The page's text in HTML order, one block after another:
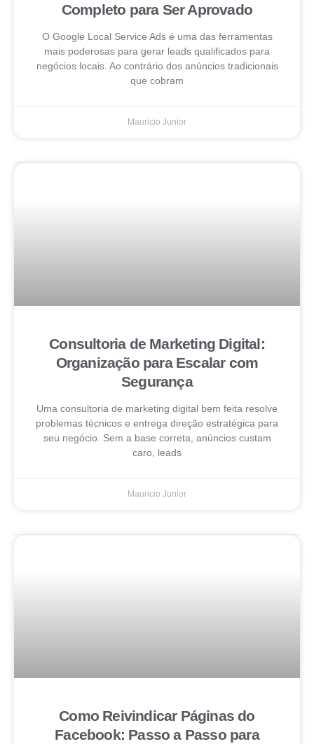
Completo para Ser Aprovado
O Google Local Service Ads é uma das ferramentas
mais poderosas para gerar leads qualificados para
negócios locais. Ao contrário dos anúncios tradicionais
que cobram
Mauricio Junior
Consultoria de Marketing Digital:
Organização para Escalar com
Segurança
Uma consultoria de marketing digital bem feita resolve
problemas técnicos e entrega direção estratégica para
seu negócio. Sem a base correta, anúncios custam
caro, leads
Mauricio Junior
Como Reivindicar Páginas do
Facebook: Passo a Passo para